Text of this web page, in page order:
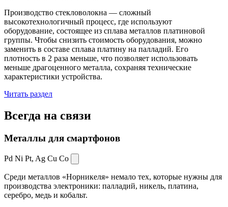
Производство стекловолокна — сложный
высокотехнологичный процесс, где используют
оборудование, состоящее из сплава металлов платиновой
группы. Чтобы снизить стоимость оборудования, можно
заменить в составе сплава платину на палладий. Его
плотность в 2 раза меньше, что позволяет использовать
меньше драгоценного металла, сохраняя технические
характеристики устройства.
Читать раздел
Всегда на связи
Металлы для смартфонов
Pd Ni Pt, Ag Cu Co
Среди металлов «Норникеля» немало тех, которые нужны для
производства электроники: палладий, никель, платина,
серебро, медь и кобальт.